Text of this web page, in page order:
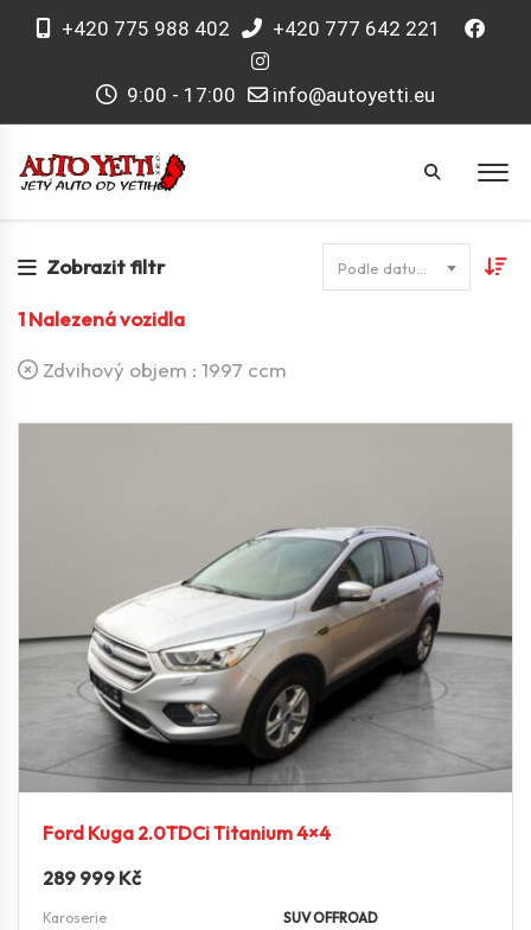
+420 775 988 402 +420 777 642 221
9:00 - 17:00 info@autoyetti.eu
Zobrazit filtr
1Nalezená vozidla
Zdvihový objem : 1997 ccm
Ford Kuga 2.0TDCi Titanium 4×4
289 999 Kč
Karoserie
SUV OFFROAD